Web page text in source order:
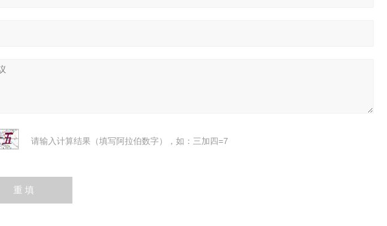
请输入计算结果（填写阿拉伯数字），如：三加四=7